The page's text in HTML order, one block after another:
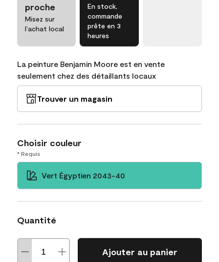
proche
Misez sur
l’achat local
En stock,
commande
prête en 3
heures
La peinture Benjamin Moore est en vente
seulement chez des détaillants locaux
Trouver un magasin
Choisir couleur
* Requis
Vert Égyptien 2043-40
Quantité
Ajouter au panier